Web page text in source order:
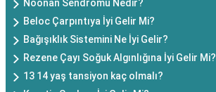
Noonan Sendromu Nedir?
Beloc Çarpıntıya İyi Gelir Mi?
Bağışıklık Sistemini Ne İyi Gelir?
Rezene Çayı Soğuk Algınlığına İyi Gelir Mi?
13 14 yaş tansiyon kaç olmalı?